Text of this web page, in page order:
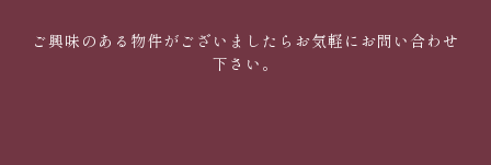
ご興味のある物件がございましたらお気軽にお問い合わせ
下さい。